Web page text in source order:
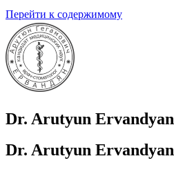
Перейти к содержимому
Dr. Arutyun Ervandyan
Dr. Arutyun Ervandyan